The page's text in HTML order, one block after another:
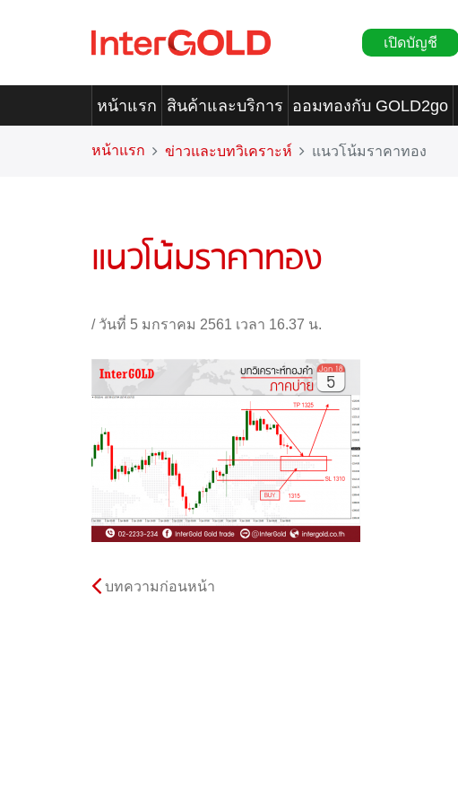
เปิดบัญชี
หน้าแรก สินค้าและบริการ ออมทองกับ GOLD2go
หน้าแรก ข่าวและบทวิเคราะห์ แนวโน้มราคาทอง
แนวโน้มราคาทอง
/ วันที่ 5 มกราคม 2561 เวลา 16.37 น.
บทความก่อนหน้า